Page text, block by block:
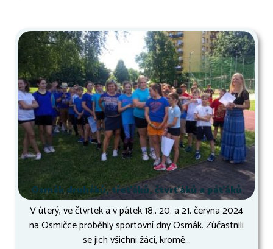
Osmák druháků, třeťáků, čtvrťáků a páťáků
V úterý, ve čtvrtek a v pátek 18., 20. a 21. června 2024
na Osmičce proběhly sportovní dny Osmák. Zúčastnili
se jich všichni žáci, kromě...